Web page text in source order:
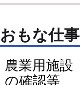
おもな仕事
農業用施設
の確認等